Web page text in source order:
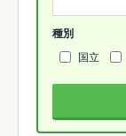
種別
国立